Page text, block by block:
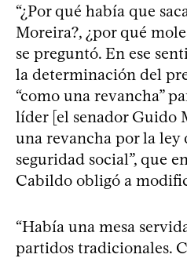
“¿Por qué había que
Moreira?, ¿por qué
se preguntó. En ese
la determinación del
“como una revancha”
líder [el senador Guido
una revancha por la ley
seguridad social”, que
Cabildo obligó a
“Había una mesa
partidos tradicionales.